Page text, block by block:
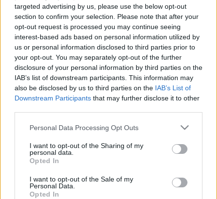
targeted advertising by us, please use the below opt-out
section to confirm your selection. Please note that after your
opt-out request is processed you may continue seeing
interest-based ads based on personal information utilized by
us or personal information disclosed to third parties prior to
your opt-out. You may separately opt-out of the further
disclosure of your personal information by third parties on the
IAB’s list of downstream participants. This information may
also be disclosed by us to third parties on the IAB’s List of
Downstream Participants that may further disclose it to other
Please note that this website/app uses one or more Google
not limited to your visit or usage behaviour. You may click to
grant or deny consent to Google and its third-party tags to
use your data for below specified purposes in below Google
consent section.
Personal Data Processing Opt Outs
I want to opt-out of the Sharing of my
personal data.
Opted In
I want to opt-out of the Sale of my
Personal Data.
Opted In
szakmabeliek, kollégák, barátok. A rendezvény eredeti
időpontja ugyanis 2000 novemberére volt kitűzve, majd
2021 júniusára. – Csodaként éljük meg, hogy többszöri
nekifutást követően most valóban kezdetét veszi az
esemény – köszöntötte a megnyitón a hazai és határon túli
magyar bábszínházak képviselőit Kiszely Ágnes, a Ciróka
Bábszínház igazgatója.
MATE Rippl-Rónai Művészeti Intézet látványtervező szakos
hallgatóinak munkáit is bemutatja egy gazdag kiállítás során.
A rendezvény zárónapján szakmai fórumokra kerül majd sor.
A szervezők a Budapest Bábszínház